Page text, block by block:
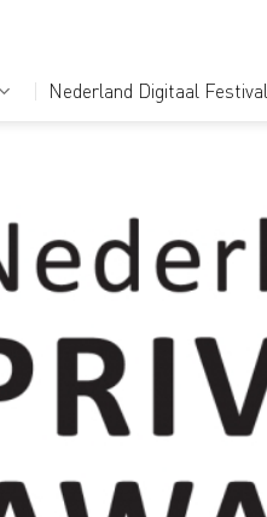
Nederland Digitaal Festival